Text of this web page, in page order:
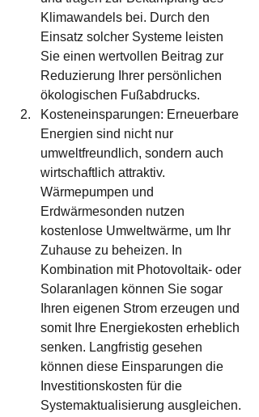
Klimawandels bei. Durch den
Einsatz solcher Systeme leisten
Sie einen wertvollen Beitrag zur
Reduzierung Ihrer persönlichen
ökologischen Fußabdrucks.
Kosteneinsparungen: Erneuerbare
Energien sind nicht nur
umweltfreundlich, sondern auch
wirtschaftlich attraktiv.
Wärmepumpen und
Erdwärmesonden nutzen
kostenlose Umweltwärme, um Ihr
Zuhause zu beheizen. In
Kombination mit Photovoltaik- oder
Solaranlagen können Sie sogar
Ihren eigenen Strom erzeugen und
somit Ihre Energiekosten erheblich
senken. Langfristig gesehen
können diese Einsparungen die
Investitionskosten für die
Systemaktualisierung ausgleichen.